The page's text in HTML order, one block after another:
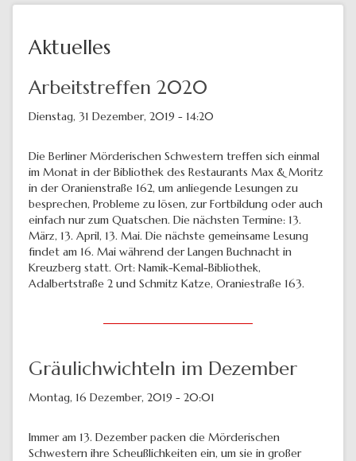
Aktuelles
Arbeitstreffen 2020
Dienstag, 31 Dezember, 2019 - 14:20
Die Berliner Mörderischen Schwestern treffen sich einmal
im Monat in der Bibliothek des Restaurants Max & Moritz
in der Oranienstraße 162, um anliegende Lesungen zu
besprechen, Probleme zu lösen, zur Fortbildung oder auch
einfach nur zum Quatschen. Die nächsten Termine: 13.
März, 13. April, 13. Mai. Die nächste gemeinsame Lesung
findet am 16. Mai während der Langen Buchnacht in
Kreuzberg statt. Ort: Namik-Kemal-Bibliothek,
Adalbertstraße 2 und Schmitz Katze, Oraniestraße 163.
Gräulichwichteln im Dezember
Montag, 16 Dezember, 2019 - 20:01
Immer am 13. Dezember packen die Mörderischen
Schwestern ihre Scheußlichkeiten ein, um sie in großer